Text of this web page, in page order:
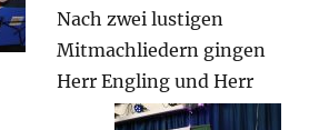
Nach zwei lustigen
Mitmachliedern gingen
HerrEngling und Herr